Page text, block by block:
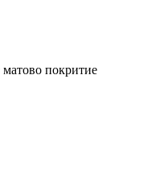
покритие